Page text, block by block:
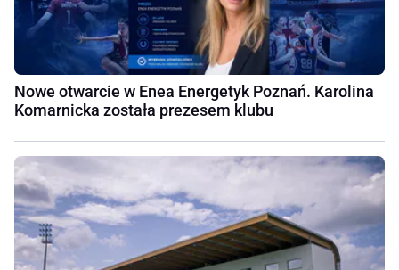
Nowe otwarcie w Enea Energetyk Poznań. Karolina
Komarnicka została prezesem klubu